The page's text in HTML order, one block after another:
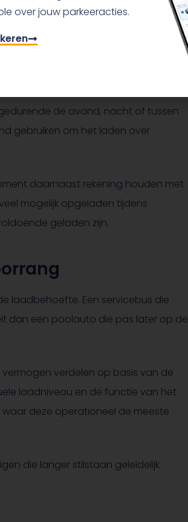
steeds meer invloed op de kosten en
adviseert om tijdens piekmomenten
hierover lees je bij
de avond, nacht of tussen
gebruiken om het laden over
daarnaast rekening houden met
mogelijk opgeladen tijdens
geladen zijn.
laadbehoefte. Een servicebus die
dan een poolauto die pas later op de
verdelen op basis van de
laadniveau en de functie van het
deze operationeel de meeste
die langer stilstaan geleidelijk
over jouw parkeeracties.